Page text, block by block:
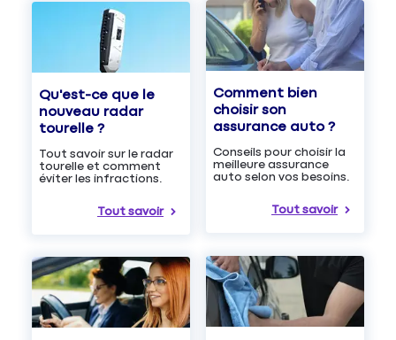
Qu'est-ce que le
nouveau radar
tourelle ?
Tout savoir sur le radar
tourelle et comment
éviter les infractions.
Tout savoir
Comment bien
choisir son
assurance auto ?
Conseils pour choisir la
meilleure assurance
auto selon vos besoins.
Tout savoir